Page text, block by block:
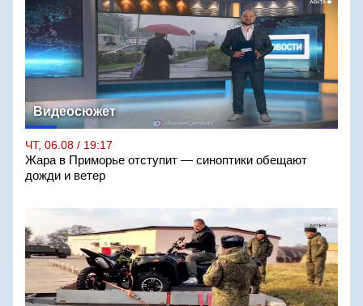
Видеосюжет
ЧТ, 06.08 / 19:17
Жара в Приморье отступит — синоптики обещают
дожди и ветер